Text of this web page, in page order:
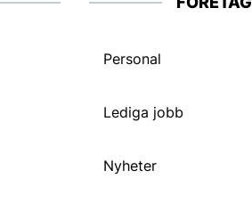
Personal
Lediga jobb
Nyheter